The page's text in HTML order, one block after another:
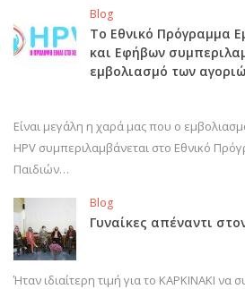
Blog
Το Εθνικό Πρόγραμμα
και Εφήβων
εμβολιασμό των
Είναι μεγάλη η χαρά μας που ο
HPV συμπεριλαμβάνεται στο Εθνικό
Παιδιών…
Blog
Γυναίκες απέναντι
Ήταν ιδιαίτερη τιμή για το ΚΑΡΚΙΝΑΚΙ να